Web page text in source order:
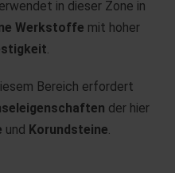
in dieser Zone in
Werkstoffe mit hoher
.
Bereich erfordert
der hier
und Korundsteine.